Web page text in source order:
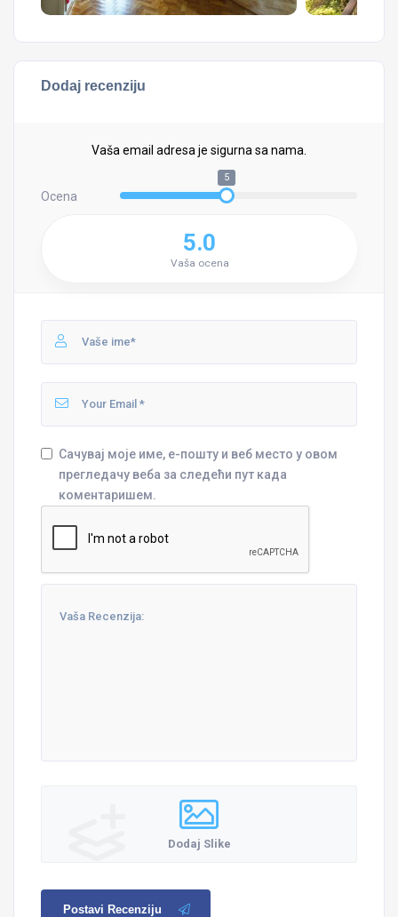
Dodaj recenziju
Vaša email adresa je sigurna sa nama.
Ocena
5
5.0
Vaša ocena
Сачувај моје име, е-пошту и веб место у овом
прегледачу веба за следећи пут када
коментаришем.
Dodaj Slike
Postavi Recenziju